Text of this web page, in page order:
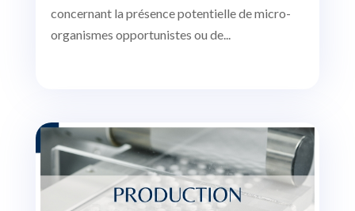
concernant la présence potentielle de micro-
organismes opportunistes ou de...